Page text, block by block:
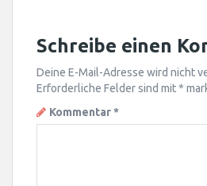
Schreibe einen
Deine E-Mail-Adresse wird nicht
Erforderliche Felder sind mit*
Kommentar*